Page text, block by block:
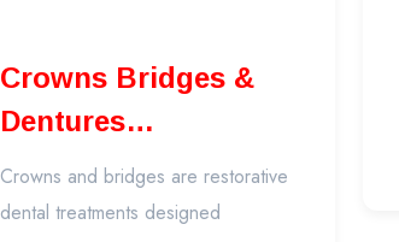
Crowns Bridges &
Dentures
(Prosthodontics)
Crowns and bridges are restorative
dental treatments designed